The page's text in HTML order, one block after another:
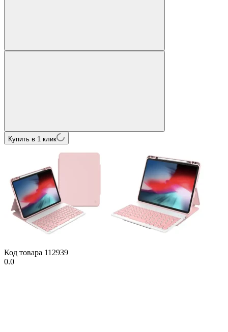
Купить в 1 клик
Код товара 112939
0.0